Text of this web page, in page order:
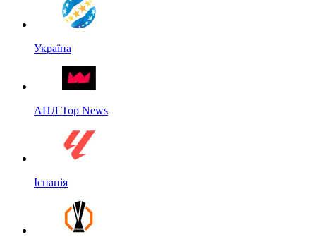
Україна
АПЛ Top News
Іспанія